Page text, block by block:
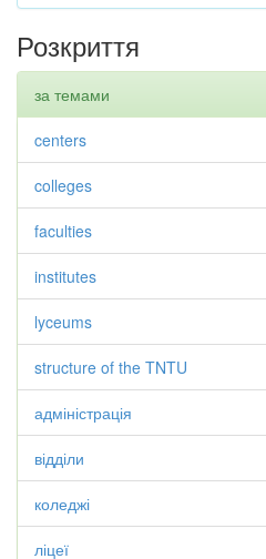
Розкриття
за темами
centers
colleges
faculties
institutes
lyceums
structure of the TNTU
адміністрація
відділи
коледжі
ліцеї